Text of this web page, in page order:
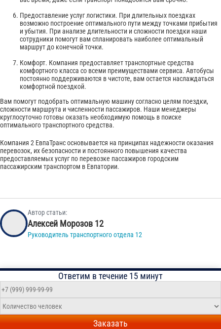
Предоставление услуг логистики. При длительных поездках
возможно построение оптимального пути между точками прибытия
и убытия. При анализе длительности и сложности поездки наши
сотрудники помогут вам спланировать наиболее оптимальный
маршрут до конечной точки.
Комфорт. Компания предоставляет транспортные средства
комфортного класса со всеми преимуществами сервиса. Автобусы
постоянно поддерживаются в чистоте, вам остается наслаждаться
комфортной поездкой.
Вам помогут подобрать оптимальную машину согласно целям поездки,
сложности маршрута и численности пассажиров. Наши менеджеры
круглосуточно готовы оказать необходимую помощь в поиске
оптимального транспортного средства.
Компания 2 ЕвпаТранс основывается на принципах надежности оказания
перевозок, их безопасности и постоянного повышения качества
предоставляемых услуг по перевозке пассажиров городским
пассажирским транспортом в Евпатории.
Автор статьи:
Алексей Морозов 12
Руководитель транспортного отдела 12
Ответим в течение 15 минут
Заказать